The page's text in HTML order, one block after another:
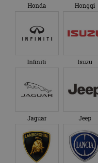
Honda Hongqi
Infiniti Isuzu
Jaguar Jeep